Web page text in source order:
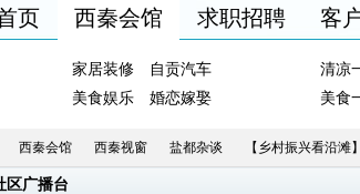
页 西秦会馆 求职招聘 客
家居装修
自贡汽车
美食娱乐
婚恋嫁娶
清凉
美食
西秦会馆 西秦视窗 盐都杂谈 【乡村振兴看沿滩
区广播台